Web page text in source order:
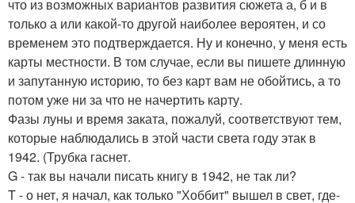
что из возможных вариантов развития сюжета а, б и в
только а или какой-то другой наиболее вероятен, и со
временем это подтверждается. Ну и конечно, у меня есть
карты местности. В том случае, если вы пишете длинную
и запутанную историю, то без карт вам не обойтись, а то
потом уже ни за что не начертить карту.
Фазы луны и время заката, пожалуй, соответствуют тем,
которые наблюдались в этой части света году этак в
1942. (Трубка гаснет.
G - так вы начали писать книгу в 1942, не так ли?
T - о нет, я начал, как только "Хоббит" вышел в свет, где-